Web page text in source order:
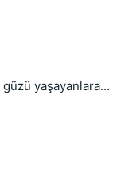
yaşayanlara...